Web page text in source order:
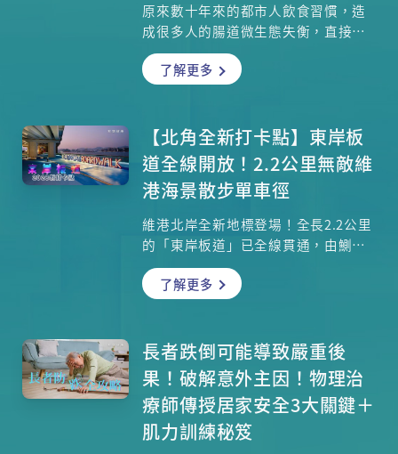
原來數十年來的都市人飲食習慣，造
成很多人的腸道微生態失衡，直接造
成很多健康問題，近年醫學界肯定益
生菌對改善健康的作用，到底腸道細
需要注意？我們可以從一般食物中吸
收益生菌嗎？前中大醫學院院長陳家
亮教授將一一講解。
了解更多
【北角全新打卡點】東岸板
道全線開放！2.2公里無敵維
港海景散步單車徑
維港北岸全新地標登場！全長2.2公里
的「東岸板道」已全線貫通，由鰂魚
涌延伸至炮台山，提供24小時開放的
海濱長廊。無論是散步、緩跑或騎單
地板觀景台、寵物友善區及多個主題
園區，更設有親子充電單車及釣魚平
台，適合一家大小同遊。即日起，來
東岸板道體驗城市與海濱交融的悠閒
時光，探索港島北岸最美海岸線！
了解更多
長者跌倒可能導致嚴重後
果！破解意外主因！物理治
療師傳授居家安全3大關鍵＋
肌力訓練秘笈